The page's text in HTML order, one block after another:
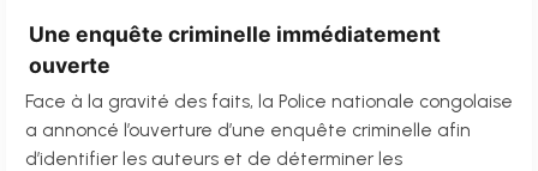
Une enquête criminelle immédiatement
ouverte
Face à la gravité des faits, la Police nationale congolaise
a annoncé l’ouverture d’une enquête criminelle afin
d’identifier les auteurs et de déterminer les